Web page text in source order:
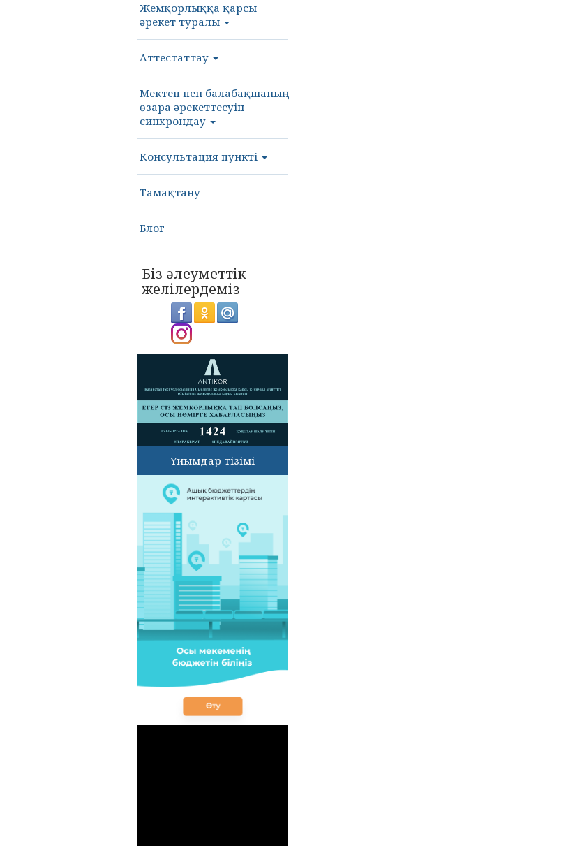
Жемқорлыққа қарсы
әрекет туралы
Аттестаттау
Мектеп пен балабақшаның
өзара әрекеттесуін
синхрондау
Консультация пункті
Тамақтану
Блог
Біз әлеуметтік
желілердеміз
Ұйымдар тізімі